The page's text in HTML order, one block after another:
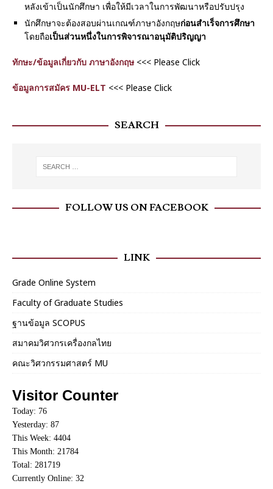
หลังเข้าเป็นนักศึกษา เพื่อให้มีเวลาในการพัฒนาหรือปรับปรุง
นักศึกษาจะต้องสอบผ่านเกณฑ์ภาษาอังกฤษก่อนสำเร็จการศึกษา
โดยถือเป็นส่วนหนึ่งในการพิจารณาอนุมัติปริญญา
ทักษะ/ข้อมูลเกี่ยวกับ ภาษาอังกฤษ<<< Please Click
ข้อมูลการสมัคร MU-ELT <<< Please Click
SEARCH
FOLLOW US ON FACEBOOK
LINK
Grade Online System
Faculty of Graduate Studies
ฐานข้อมูล SCOPUS
สมาคมวิศวกรเครื่องกลไทย
คณะวิศวกรรมศาสตร์ MU
Visitor Counter
Today: 76
Yesterday: 87
This Week: 4404
This Month: 21784
Total: 281719
Currently Online: 32